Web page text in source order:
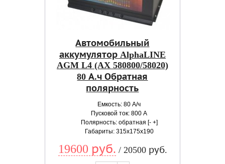
Автомобильный
аккумулятор AlphaLINE
AGM L4 (AX 580800/58020)
80 А.ч Обратная
полярность
Емкость: 80 А/ч
Пусковой ток: 800 А
Полярность: обратная [- +]
Габариты: 315x175x190
19600 руб. / 20500 руб.